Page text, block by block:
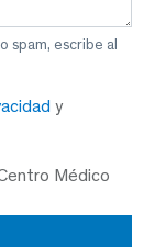
spam, escribe al
y
Médico